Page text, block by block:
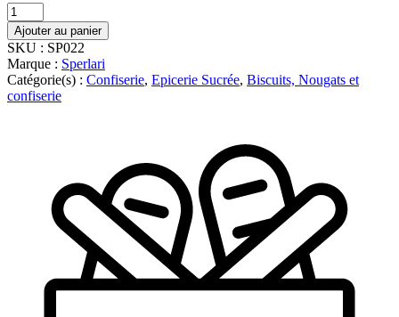
quantité
de
BONBONS
ANIS
200G
SPERLARI
Ajouter au panier
SKU : SP022
Marque : Sperlari
Catégorie(s) : Confiserie, Epicerie Sucrée, Biscuits, Nougats et
confiserie